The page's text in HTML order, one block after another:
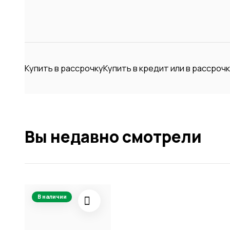
Купить в рассрочкуКупить в кредит или в
Вы недавно смотрели
В наличии